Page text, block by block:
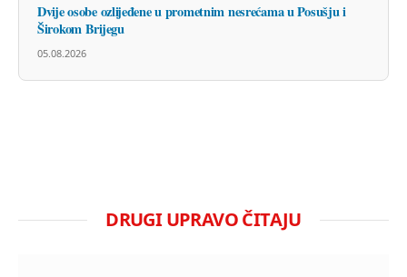
Dvije osobe ozlijeđene u prometnim nesrećama u Posušju i
Širokom Brijegu
05.08.2026
DRUGI UPRAVO ČITAJU